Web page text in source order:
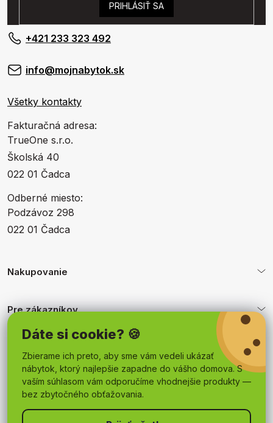
Dáte si cookie? 🍪
Zbierame ich preto, aby sme vám vedeli ukázať
nábytok, ktorý najlepšie zapadne do vášho domova. S
vaším súhlasom vám odporučíme vhodnejšie produkty —
bez zbytočného obťažovania.
PRIHLÁSIŤ SA
+421 233 323 492
info@mojnabytok.sk
Všetky kontakty
Fakturačná adresa:
TrueOne s.r.o.
Školská 40
022 01 Čadca
Odberné miesto:
Podzávoz 298
022 01 Čadca
Nakupovanie
Pre zákazníkov